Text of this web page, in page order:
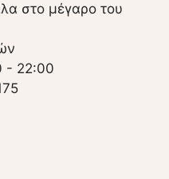
στο μέγαρο του
- 22:00